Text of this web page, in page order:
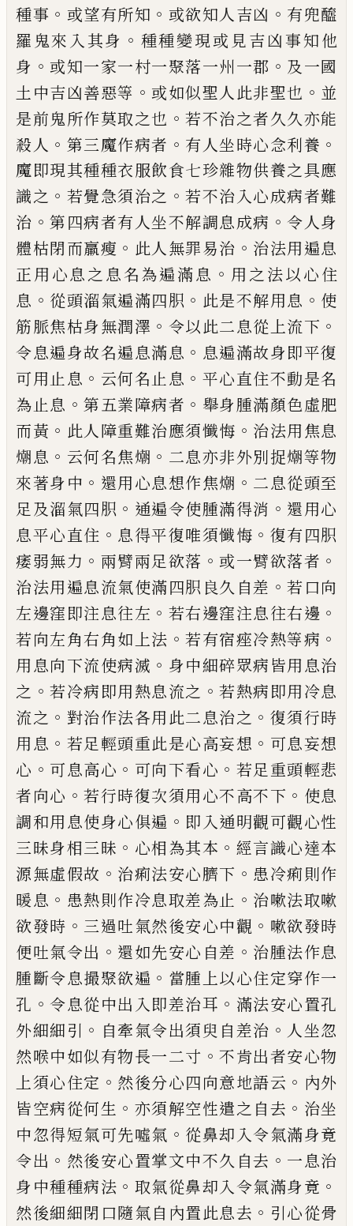
種事 。 或望有所知 。 或欲知人吉凶 。 有兜醯
羅鬼來入其身 。 種種變現或見吉凶事知他
身 。 或知一家一村一聚落一州一郡 。 及一國
土中吉凶善惡等 。 或如似聖人此非聖也 。 並
是前鬼所作莫取之也 。 若不治之者久久亦能
殺人 。 第三魔作病者 。 有人坐時心念利養 。
魔即現其種種衣服飲食七珍雜物供養之具應
識之 。 若覺急須治之 。 若不治入心成病者難
治 。 第四病者有人坐不解調息成病 。 令人身
體枯閉而羸瘦 。 此人無罪易治 。 治法用遍息
正用心息之息名為遍滿息 。 用之法以心住
息 。 從頭溜氣遍滿四胑 。 此是不解用息 。 使
筋脈焦枯身無潤澤 。 令以此二息從上流下 。
令息遍身故名遍息滿息 。 息遍滿故身即平復
可用止息 。 云何名止息 。 平心直住不動是名
為止息 。 第五業障病者 。 舉身腫滿顏色虛肥
而黃 。 此人障重難治應須懺悔 。 治法用焦息
𭵿息 。 云何名焦𭵿 。 二息亦非外別捉𭵿等物
來著身中 。 還用心息想作焦𭵿 。 二息從頭至
足及溜氣四胑 。 通遍令使腫滿得消 。 還用心
息平心直住 。 息得平復唯須懺悔 。 復有四胑
痿弱無力 。 兩臂兩足欲落 。 或一臂欲落者 。
治法用遍息流氣使滿四胑良久自差 。 若口向
左邊窪即注息往左 。 若右邊窪注息往右邊 。
若向左角右角如上法 。 若有宿痤冷熱等病 。
用息向下流使病滅 。 身中細碎眾病皆用息治
之 。 若冷病即用熱息流之 。 若熱病即用冷息
流之 。 對治作法各用此二息治之 。 復須行時
用息 。 若足輕頭重此是心高妄想 。 可息妄想
心 。 可息高心 。 可向下看心 。 若足重頭輕悲
者向心 。 若行時復次須用心不高不下 。 使息
調和用息使身心俱遍 。 即入通明觀可觀心性
三昧身相三昧 。 心相為其本 。 經言識心達本
源無虛假故 。 治痢法安心臍下 。 患冷痢則作
暖息 。 患熱則作冷息取差為止 。 治嗽法取嗽
欲發時 。 三過吐氣然後安心中觀 。 嗽欲發時
便吐氣令出 。 還如先安心自差 。 治腫法作息
腫斷令息撮聚欲遍 。 當腫上以心住定穿作一
孔 。 令息從中出 入即差治耳 。 滿法安心置孔
外細細引 。 自牽氣令出須臾自差治 。 人坐忽
然喉中如似有物長一二寸 。 不肯出者安心物
上須心住定 。 然後分心四向意地語云 。 內外
皆空病從何生 。 亦須解空性遣之自去 。 治坐
中忽得短氣可先噓氣 。 從鼻却入令氣滿身竟
令出 。 然後安心置掌文中不久自去 。 一息治
身中種種病法 。 取氣從鼻却入令氣滿身竟 。
然後細細閉口隨氣自內置此息去 。 引心從骨